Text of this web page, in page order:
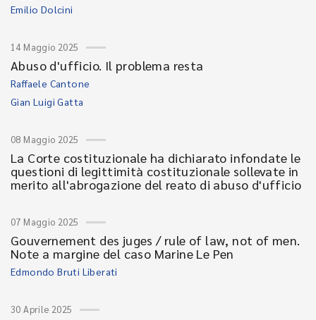
Emilio Dolcini
14 Maggio 2025
Abuso d'ufficio. Il problema resta
Raffaele Cantone
Gian Luigi Gatta
08 Maggio 2025
La Corte costituzionale ha dichiarato infondate le
questioni di legittimità costituzionale sollevate in
merito all'abrogazione del reato di abuso d'ufficio
07 Maggio 2025
Gouvernement des juges / rule of law, not of men.
Note a margine del caso Marine Le Pen
Edmondo Bruti Liberati
30 Aprile 2025